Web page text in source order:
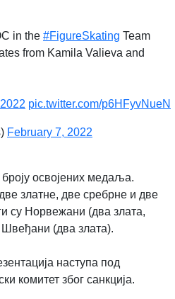
in the #FigureSkating Team
from Kamila Valieva and
pic.twitter.com/p6HFyvNueN
February 7, 2022
освојених медаља.
златне, две сребрне и две
су Норвежани (два злата,
Швеђани (два злата).
наступа под
комитет због санкција.